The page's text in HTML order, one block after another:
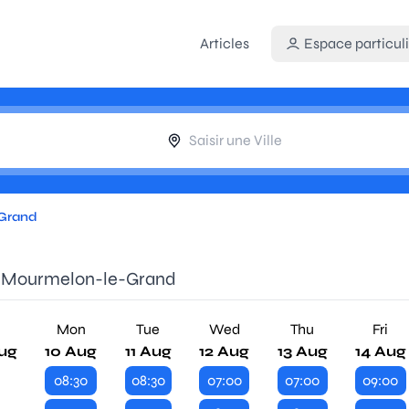
Articles Espace
Mourmelon-le-Grand
Mon
10 Aug
08:30
Tue
11 Aug
08:30
Wed
12 Aug
07:00
Thu
13 Aug
07:00
Fri
14 Aug
09:00